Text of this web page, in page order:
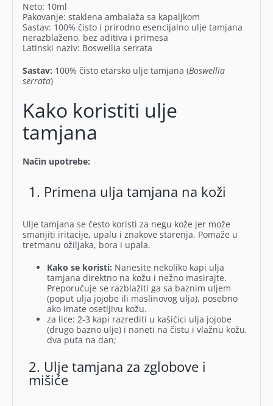
Neto: 10ml
Pakovanje: staklena ambalaža sa kapaljkom
Sastav: 100% čisto i prirodno esencijalno ulje tamjana
nerazblaženo, bez aditiva i primesa
Latinski naziv: Boswellia serrata
Sastav: 100% čisto etarsko ulje tamjana (Boswellia
serrata)
Kako koristiti ulje
tamjana
Način upotrebe:
1. Primena ulja tamjana na koži
Ulje tamjana se često koristi za negu kože jer može
smanjiti iritacije, upalu i znakove starenja. Pomaže u
tretmanu ožiljaka, bora i upala.
Kako se koristi: Nanesite nekoliko kapi ulja
tamjana direktno na kožu i nežno masirajte.
Preporučuje se razblažiti ga sa baznim uljem
(poput ulja jojobe ili maslinovog ulja), posebno
ako imate osetljivu kožu.
za lice: 2-3 kapi razrediti u kašičici ulja jojobe
(drugo bazno ulje) i naneti na čistu i vlažnu kožu,
dva puta na dan;
2. Ulje tamjana za zglobove i
mišiće